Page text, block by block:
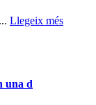
Llegeix més
una d